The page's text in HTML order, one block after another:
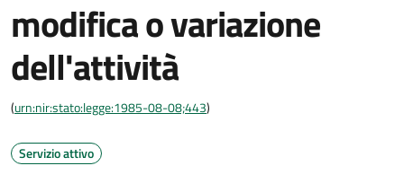
modifica o variazione
dell'attività
(urn:nir:stato:legge:1985-08-08;443)
Servizio attivo